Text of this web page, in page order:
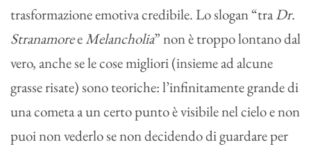
trasformazione emotiva credibile. Lo slogan “traDr.
StranamoreeMelancholia” non è troppo lontano dal
vero, anche se le cose migliori (insieme ad alcune
grasse risate) sono teoriche: l’infinitamente grande di
una cometa a un certo punto è visibile nel cielo e non
puoi non vederlo se non decidendo di guardare per